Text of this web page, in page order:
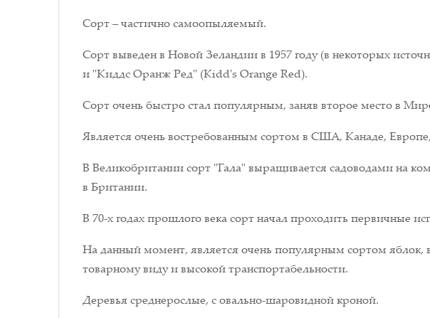
Сорт – частично самоопыляемый.
Сорт выведен в Новой Зеландии в 1957 году (в некоторых
и "Киддс Оранж Ред" (Kidd's Orange Red).
Сорт очень быстро стал популярным, заняв второе место в
Является очень востребованным сортом в США, Канаде,
В Великобритании сорт "Гала" выращивается садоводами на
в Британии.
В 70-х годах прошлого века сорт начал проходить первичные
На данный момент, является очень популярным сортом
товарному виду и высокой транспортабельности.
Деревья среднерослые, с овально-шаровидной кроной.